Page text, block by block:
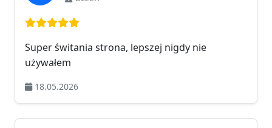
Ocena: 5 na 5
Super świtania strona, lepszej nigdy nie
używałem
18.05.2026